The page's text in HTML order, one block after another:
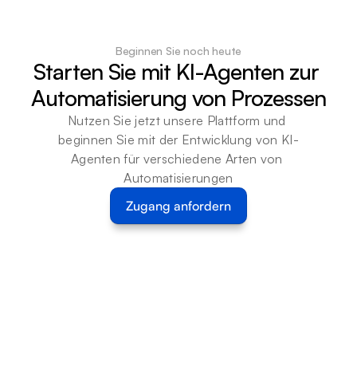
Beginnen Sie noch heute
Starten Sie mit KI-Agenten zur
Automatisierung von Prozessen
Nutzen Sie jetzt unsere Plattform und
beginnen Sie mit der Entwicklung von KI-
Agenten für verschiedene Arten von
Automatisierungen
Zugang anfordern